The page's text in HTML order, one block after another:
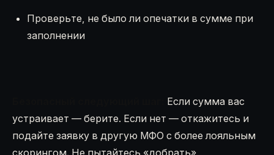
Проверьте, не было ли опечатки в сумме при
заполнении
Если сумма вас
устраивает — берите. Если нет — откажитесь и
подайте заявку в другую МФО с более лояльным